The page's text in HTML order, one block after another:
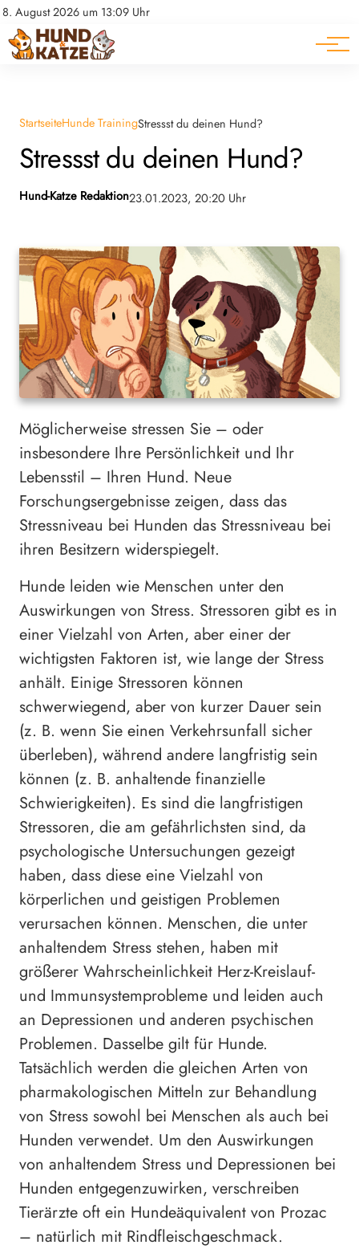
8. August 2026 um 13:09 Uhr
Datenschutz
Impressum
Pferde
Ratgeber
StartseiteHunde TrainingStressst du deinen Hund?
Stressst du deinen Hund?
Hund-Katze Redaktion23.01.2023, 20:20 Uhr
Möglicherweise stressen Sie – oder
insbesondere Ihre Persönlichkeit und Ihr
Lebensstil – Ihren Hund. Neue
Forschungsergebnisse zeigen, dass das
Stressniveau bei Hunden das Stressniveau bei
ihren Besitzern widerspiegelt.
Hunde leiden wie Menschen unter den
Auswirkungen von Stress. Stressoren gibt es in
einer Vielzahl von Arten, aber einer der
wichtigsten Faktoren ist, wie lange der Stress
anhält. Einige Stressoren können
schwerwiegend, aber von kurzer Dauer sein
(z. B. wenn Sie einen Verkehrsunfall sicher
überleben), während andere langfristig sein
können (z. B. anhaltende finanzielle
Schwierigkeiten). Es sind die langfristigen
Stressoren, die am gefährlichsten sind, da
psychologische Untersuchungen gezeigt
haben, dass diese eine Vielzahl von
körperlichen und geistigen Problemen
verursachen können. Menschen, die unter
anhaltendem Stress stehen, haben mit
größerer Wahrscheinlichkeit Herz-Kreislauf-
und Immunsystemprobleme und leiden auch
an Depressionen und anderen psychischen
Problemen. Dasselbe gilt für Hunde.
Tatsächlich werden die gleichen Arten von
pharmakologischen Mitteln zur Behandlung
von Stress sowohl bei Menschen als auch bei
Hunden verwendet. Um den Auswirkungen
von anhaltendem Stress und Depressionen bei
Hunden entgegenzuwirken, verschreiben
Tierärzte oft ein Hundeäquivalent von Prozac
– natürlich mit Rindfleischgeschmack.